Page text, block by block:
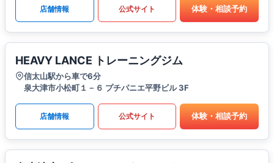
店舗情報 公式サイト 体験・相談予約
HEAVY LANCE トレーニングジム
信太山駅から車で6分
泉大津市小松町１－６ プチパニエ平野ビル 3F
店舗情報 公式サイト 体験・相談予約